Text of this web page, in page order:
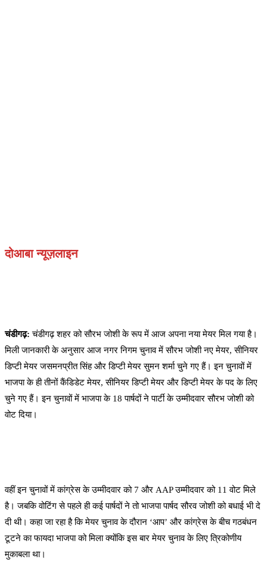
दोआबा न्यूज़लाइन
चंडीगढ़:चंडीगढ़ शहर को सौरभ जोशी के रूप में आज अपना नया मेयर मिल गया है।
मिली जानकारी के अनुसार आज नगर निगम चुनाव में सौरभ जोशी नए मेयर, सीनियर
डिप्टी मेयर जसमनप्रीत सिंह और डिप्टी मेयर सुमन शर्मा चुने गए हैं। इन चुनावों में
भाजपा के ही तीनों कैंडिडेट मेयर, सीनियर डिप्टी मेयर और डिप्टी मेयर के पद के लिए
चुने गए हैं। इन चुनावों में भाजपा के 18 पार्षदों ने पार्टी के उम्मीदवार सौरभ जोशी को
वोट दिया।
वहीं इन चुनावों में कांग्रेस के उम्मीदवार को 7 और AAP उम्मीदवार को 11 वोट मिले
है। जबकि वोटिंग से पहले ही कई पार्षदों ने तो भाजपा पार्षद सौरव जोशी को बधाई भी दे
दी थी। कहा जा रहा है कि मेयर चुनाव के दौरान ‘आप’ और कांग्रेस के बीच गठबंधन
टूटने का फायदा भाजपा को मिला क्योंकि इस बार मेयर चुनाव के लिए त्रिकोणीय
मुकाबला था।